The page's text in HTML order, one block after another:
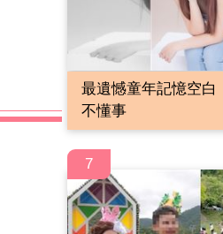
最遺憾童年記憶空
不懂事
7